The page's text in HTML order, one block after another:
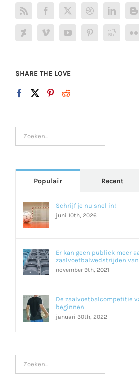
SHARE THE LOVE
Populair Recent
Schrijf je nu snel in!
juni 10th, 2026
Er kan geen publiek meer
zaalvoetbalwedstrijden van
november 9th, 2021
De zaalvoetbalcompetitie
beginnen
januari 30th, 2022